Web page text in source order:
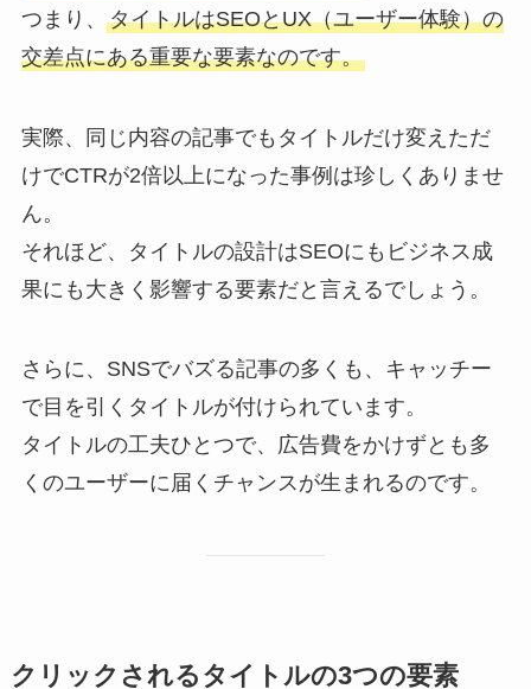
つまり、 タイトルはSEOとUX（ユーザー体験）の
交差点にある重要な要素なのです。
実際、同じ内容の記事でもタイトルだけ変えただ
けでCTRが2倍以上になった事例は珍しくありませ
ん。
それほど、タイトルの設計はSEOにもビジネス成
果にも大きく影響する要素だと言えるでしょう。
さらに、SNSでバズる記事の多くも、キャッチー
で目を引くタイトルが付けられています。
タイトルの工夫ひとつで、広告費をかけずとも多
くのユーザーに届くチャンスが生まれるのです。
クリックされるタイトルの3つの要素